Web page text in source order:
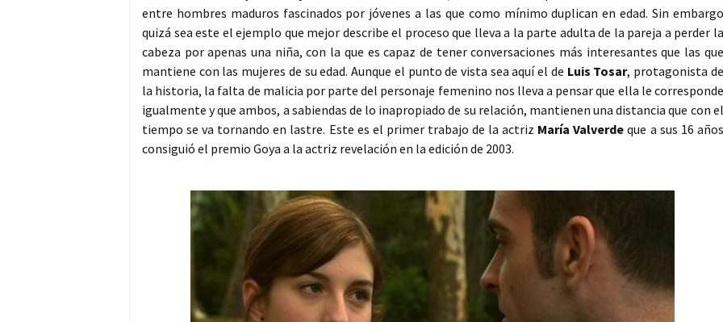
entre hombres maduros fascinados por jóvenes a las que como mínimo duplican en edad. Sin embargo
quizá sea este el ejemplo que mejor describe el proceso que lleva a la parte adulta de la pareja a perder la
cabeza por apenas una niña, con la que es capaz de tener conversaciones más interesantes que las que
mantiene con las mujeres de su edad. Aunque el punto de vista sea aquí el de Luis Tosar, protagonista de
la historia, la falta de malicia por parte del personaje femenino nos lleva a pensar que ella le corresponde
igualmente y que ambos, a sabiendas de lo inapropiado de su relación, mantienen una distancia que con el
tiempo se va tornando en lastre. Este es el primer trabajo de la actriz María Valverde que a sus 16 años
consiguió el premio Goya a la actriz revelación en la edición de 2003.